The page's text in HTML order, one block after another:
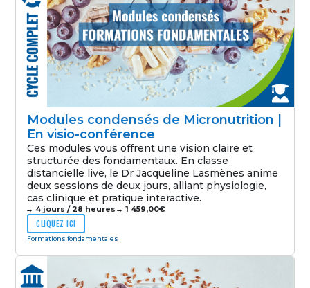
Modules condensés de Micronutrition |
En visio-conférence
Ces modules vous offrent une vision claire et
structurée des fondamentaux. En classe
distancielle live, le Dr Jacqueline Lasmènes anime
deux sessions de deux jours, alliant physiologie,
cas clinique et pratique interactive.
→ 4 jours / 28 heures →1 459,00€
CLIQUEZ ICI
Formations fondamentales